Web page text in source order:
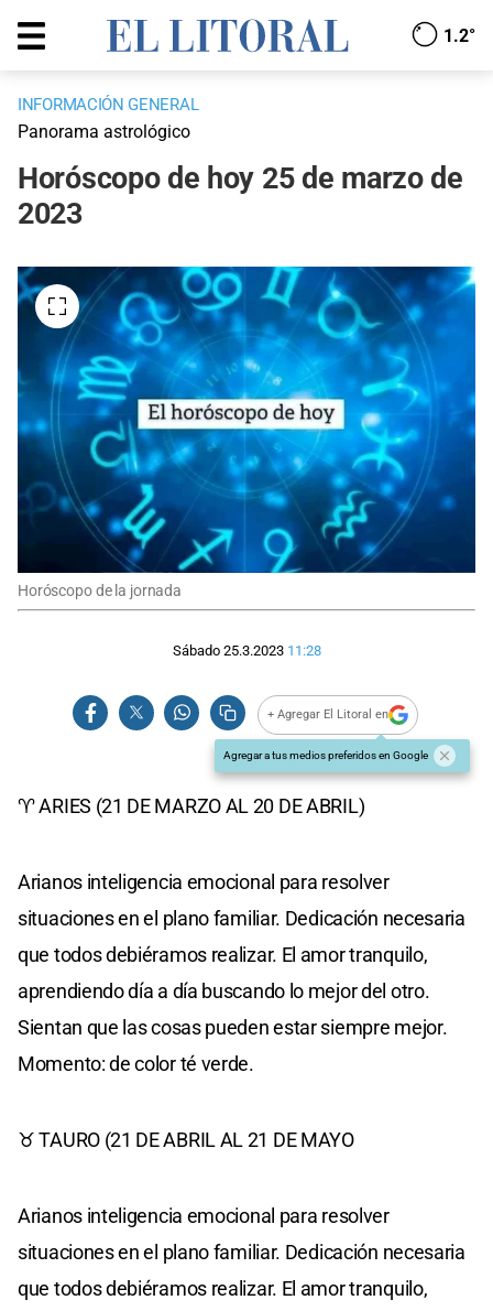
1.2°
INFORMACIÓN GENERAL
Panorama astrológico
Horóscopo de hoy 25 de marzo de
2023
Horóscopo de la jornada
Sábado 25.3.2023 11:28
+ Agregar El Litoral en
Agregar a tus medios preferidos en Google
♈ ARIES (21 DE MARZO AL 20 DE ABRIL)
Arianos inteligencia emocional para resolver
situaciones en el plano familiar. Dedicación necesaria
que todos debiéramos realizar. El amor tranquilo,
aprendiendo día a día buscando lo mejor del otro.
Sientan que las cosas pueden estar siempre mejor.
Momento: de color té verde.
♉ TAURO (21 DE ABRIL AL 21 DE MAYO
Arianos inteligencia emocional para resolver
situaciones en el plano familiar. Dedicación necesaria
que todos debiéramos realizar. El amor tranquilo,